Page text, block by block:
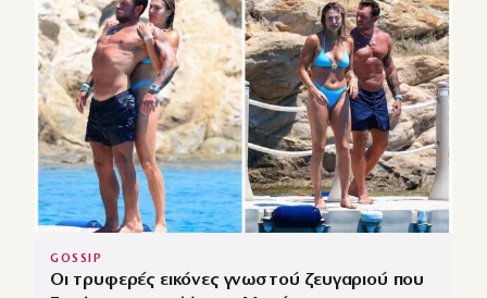
GOSSIP
Οι τρυφερές εικόνες γνωστού ζευγαριού που